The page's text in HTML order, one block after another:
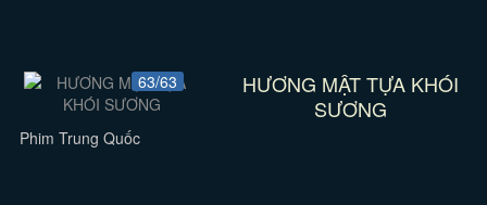
63/63
HƯƠNG MẬT TỰA KHÓI
SƯƠNG
Phim Trung Quốc